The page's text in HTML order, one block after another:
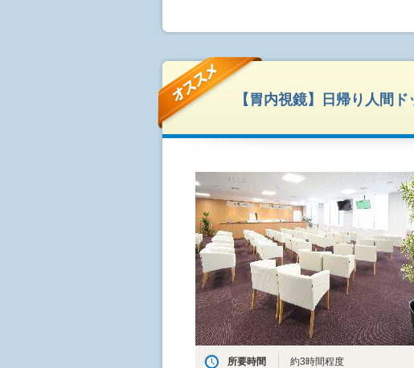
【胃内視鏡】日帰り人間
所要時間 約3時間程度